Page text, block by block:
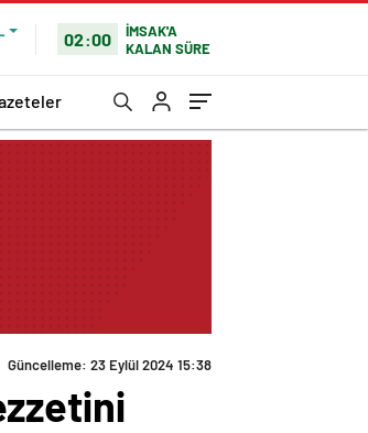
02:00
İMSAK'A
KALAN SÜRE
Güncelleme: 23 Eylül 2024 15:38